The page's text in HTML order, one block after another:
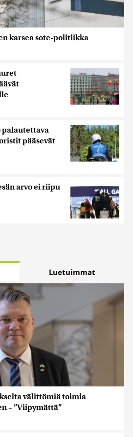
karsea sote-politiikka
palautettava
pääsevät
arvo ei riipu
Luetuimmat
välittömiä toimia
– ”Viipymättä”